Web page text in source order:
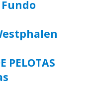
PELOTAS